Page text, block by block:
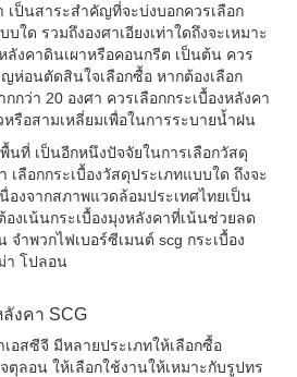
ป็นสาระสำคัญที่จะบ่งบอกควรเลือก
บใด รวมถึงองศาเอียงเท่าใดถึงจะเหมาะ
ลังคาดินเผาหรือคอนกรีต เป็นต้น ควร
ห่อนตัดสินใจเลือกซื้อ หากต้องเลือก
กกว่า 20 องศา ควรเลือกกระเบื้องหลังคา
รือสามเหลี่ยมเพื่อในการระบายน้ำฝน
นที่ เป็นอีกหนึงปัจจัยในการเลือกวัสดุ
เลือกกระเบื้องวัสดุประเภทแบบใด ถึงจะ
องจากสภาพแวดล้อมประเทศไทยเป็น
องเน้นกระเบื้องมุงหลังคาที่เน้นช่วยลด
ำพวกไฟเบอร์ซีเมนต์ scg กระเบื้อง
า โปลอน
ลังคา SCG
เอสซีจี มีหลายประเภทให้เลือกซื้อ
ตุลอน ให้เลือกใช้งานให้เหมาะกับรูปทร